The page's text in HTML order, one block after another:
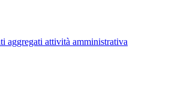
aggregati attività amministrativa